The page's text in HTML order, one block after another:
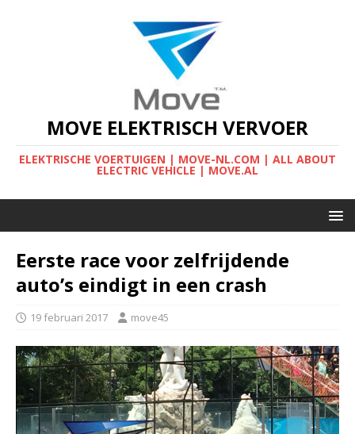
MOVE ELEKTRISCH VERVOER
ELEKTRISCHE VOERTUIGEN | MOVE-NL.COM | ALL ABOUT
ELECTRIC VEHICLE | MOVE.AL
Eerste race voor zelfrijdende
auto’s eindigt in een crash
19 februari 2017 move45